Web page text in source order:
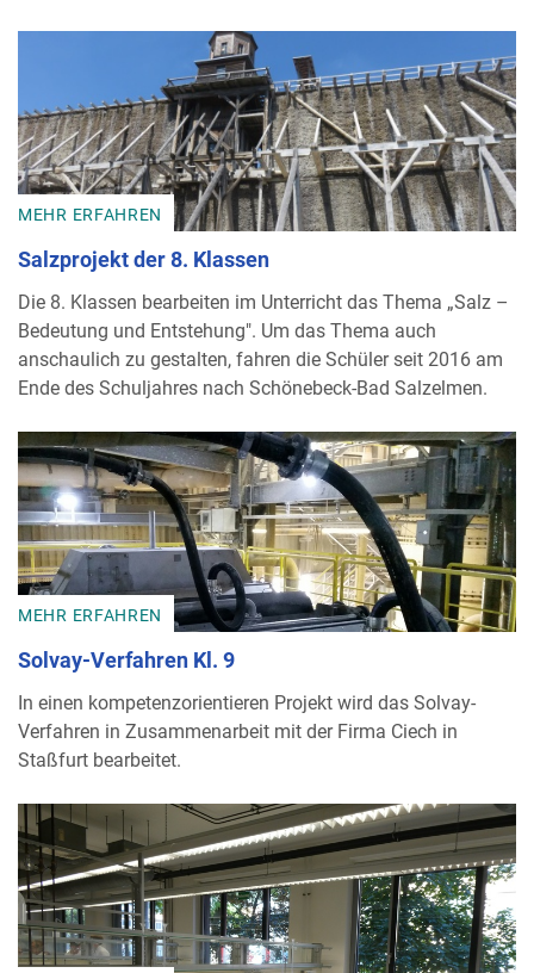
MEHR ERFAHREN
Salzprojekt der 8. Klassen
Die 8. Klassen bearbeiten im Unterricht das Thema „Salz –
Bedeutung und Entstehung". Um das Thema auch
anschaulich zu gestalten, fahren die Schüler seit 2016 am
Ende des Schuljahres nach Schönebeck-Bad Salzelmen.
MEHR ERFAHREN
Solvay-Verfahren Kl. 9
In einen kompetenzorientieren Projekt wird das Solvay-
Verfahren in Zusammenarbeit mit der Firma Ciech in
Staßfurt bearbeitet.